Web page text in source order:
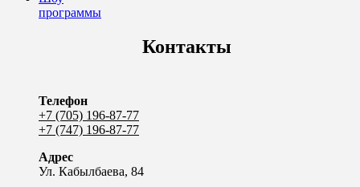
программы
Контакты
Телефон
+7 (705) 196-87-77
+7 (747) 196-87-77
Адрес
Ул. Кабылбаева, 84